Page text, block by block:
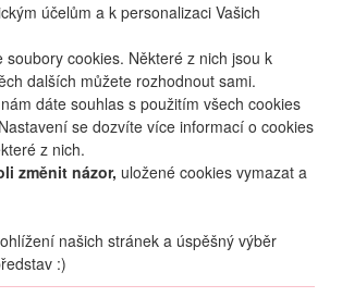
účelům a k personalizaci Vašich
cookies. Některé z nich jsou k
dalších můžete rozhodnout sami.
dáte souhlas s použitím všech cookies
se dozvíte více informací o cookies
z nich.
změnit názor, uložené cookies vymazat a
našich stránek a úspěšný výběr
:)
mapa oblíbené sdílet
(9 dní/7 nocí)
Detail letu